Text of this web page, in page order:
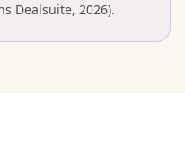
Dealsuite, 2026).